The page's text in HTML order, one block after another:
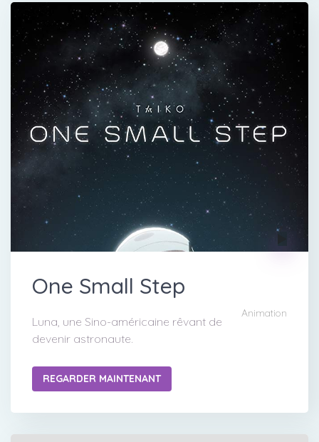
One Small Step
Animation
Luna, une Sino-américaine rêvant de
devenir astronaute.
REGARDER MAINTENANT